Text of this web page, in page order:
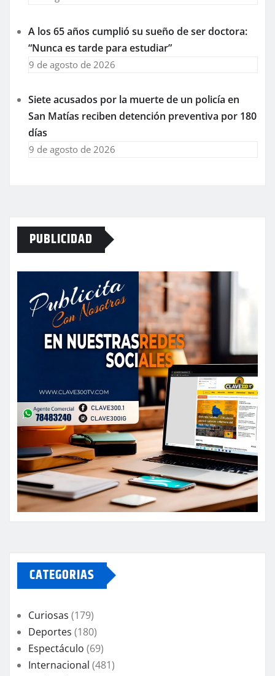
A los 65 años cumplió su sueño de ser doctora:
“Nunca es tarde para estudiar”
9 de agosto de 2026
Siete acusados por la muerte de un policía en
San Matías reciben detención preventiva por 180
días
9 de agosto de 2026
PUBLICIDAD
CATEGORIAS
Curiosas (179)
Deportes (180)
Espectáculo (69)
Internacional (481)